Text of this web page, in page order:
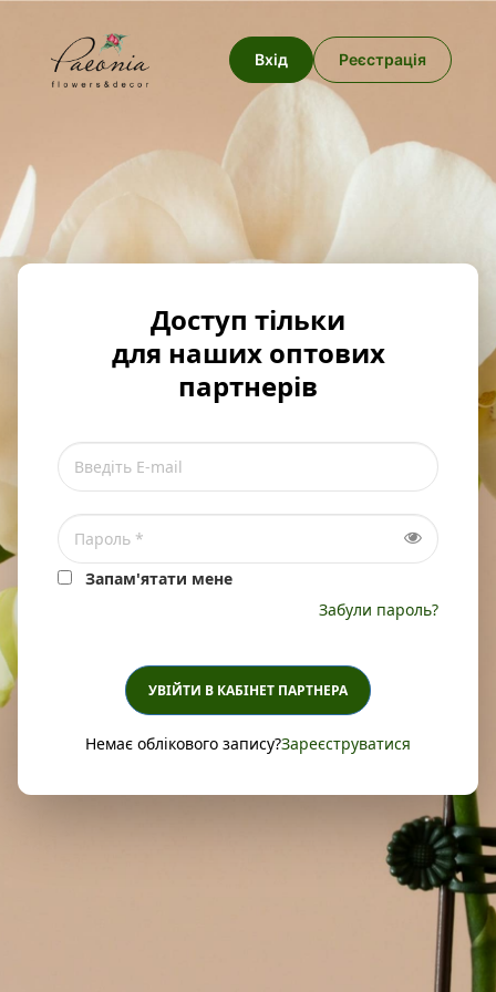
Вхід Реєстрація
Доступ тільки
для наших оптових
партнерів
Запам'ятати мене
Забули пароль?
УВІЙТИ В КАБІНЕТ ПАРТНЕРА
Немає облікового запису?Зареєструватися